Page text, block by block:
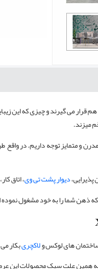
می گیرند و چیزی که این
میزند.
و متمایز توجه داریم. در
پذیرایی،دیوار پشت تی وی، اتاق
ذهن شما را به خود مشغول
های لوکس ولاکچریبکار
همین علت سبک محصولات این